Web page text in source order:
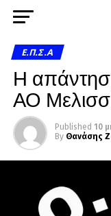
Ε.Π.Σ.Α
Η
ΑΟ
Published 10
By Θανάσης